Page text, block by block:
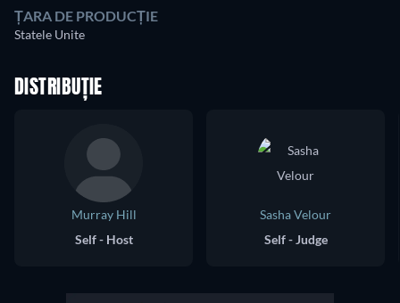
ȚARA DE PRODUCȚIE
Statele Unite
DISTRIBUȚIE
Murray Hill
Self - Host
Sasha Velour
Self - Judge